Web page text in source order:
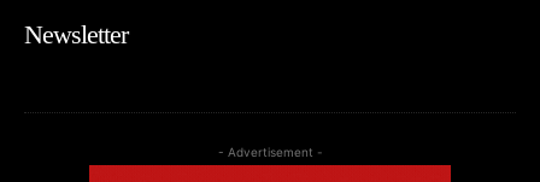
Newsletter
- Advertisement -